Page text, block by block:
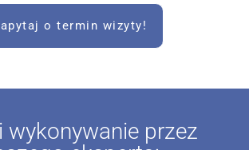
o termin wizyty!
wykonywanie przez